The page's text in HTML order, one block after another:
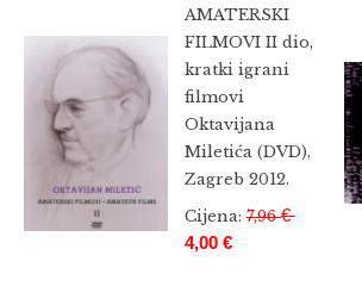
AMATERSKI
FILMOVI II dio,
kratki igrani
filmovi
Oktavijana
Miletića (DVD),
Zagreb 2012.
Cijena:7,96€
4,00 €